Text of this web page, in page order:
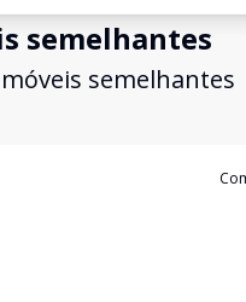
semelhantes
semelhantes